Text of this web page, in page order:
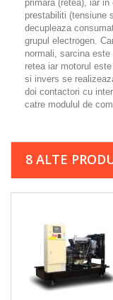
primara (retea), iar
prestabiliti (tensiune
decupleaza
grupul electrogen.
normali, sarcina
retea iar motorul
si invers se
doi contactori cu
catre modulul de
8 ALTE